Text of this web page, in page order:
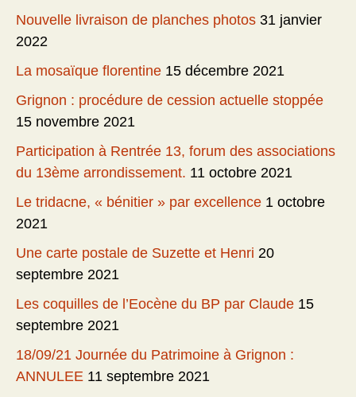
Nouvelle livraison de planches photos 31 janvier
2022
La mosaïque florentine 15 décembre 2021
Grignon : procédure de cession actuelle stoppée
15 novembre 2021
Participation à Rentrée 13, forum des associations
du 13ème arrondissement. 11 octobre 2021
Le tridacne, « bénitier » par excellence 1 octobre
2021
Une carte postale de Suzette et Henri 20
septembre 2021
Les coquilles de l’Eocène du BP par Claude 15
septembre 2021
18/09/21 Journée du Patrimoine à Grignon :
ANNULEE 11 septembre 2021